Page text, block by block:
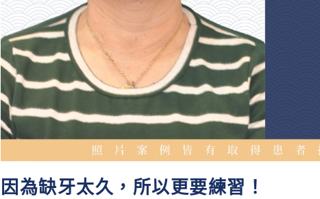
因為缺牙太久，所以更要練習！